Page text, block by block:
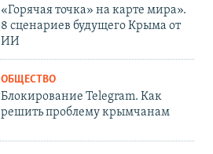
«Горячая точка» на карте мира».
8 сценариев будущего Крыма от
ИИ
ОБЩЕСТВО
Блокирование Telegram. Как
решить проблему крымчанам